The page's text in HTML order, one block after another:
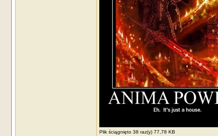
Plik ściągnięto 38 raz(y) 77,78 KB